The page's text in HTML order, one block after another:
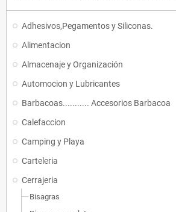
Adhesivos,Pegamentos y Siliconas.
Alimentacion
Almacenaje y Organización
Automocion y Lubricantes
Barbacoas........... Accesorios Barbacoa
Calefaccion
Camping y Playa
Carteleria
Cerrajeria
Bisagras